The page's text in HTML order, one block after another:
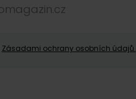
Zásadami ochrany osobních údajů.